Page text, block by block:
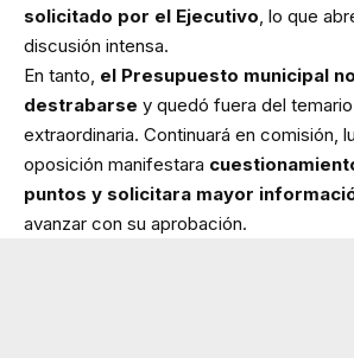
solicitado por el Ejecutivo, lo que
discusión intensa.
En tanto, el Presupuesto municipal
destrabarse y quedó fuera del
extraordinaria. Continuará en comisión,
oposición manifestara
puntos y solicitara mayor
avanzar con su aprobación.